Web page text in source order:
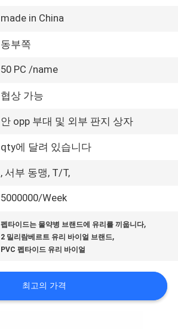
made in China
동부쪽
50 PC /name
협상 가능
안 opp 부대 및 외부 판지 상자
qty에 달려 있습니다
, 서부 동맹, T/T,
5000000/Week
펩타이드는 물약병 브랜드에 유리를 끼웁니다,
2 밀리람베르트 유리 바이얼 브랜드,
PVC 펩타이드 유리 바이얼
최고의 가격